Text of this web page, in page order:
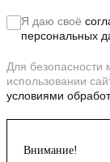
Я даю своё
персональных
Для безопасности
использовании
условиями
Внимание!